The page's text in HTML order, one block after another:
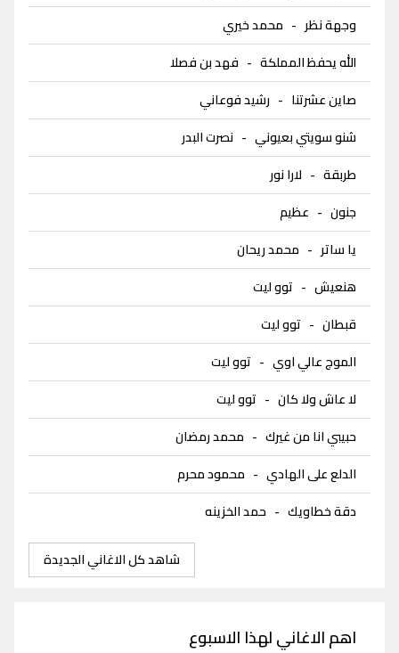
وجهة نظر - محمد خيري
الله يحفظ المملكة - فهد بن فصلا
صاين عشرتنا - رشيد فوعاني
شنو سويتي بعيوني - نصرت البدر
طربقة - لارا نور
جنون - عظيم
يا ساتر - محمد ريحان
هنعيش - توو ليت
قبطان - توو ليت
الموج عالي اوي - توو ليت
لا عاش ولا كان - توو ليت
حبيبي انا من غيرك - محمد رمضان
الدلع على الهادي - محمود محرم
دقة خطاويك - حمد الخزينه
شاهد كل الاغاني الجديدة
اهم الاغاني لهذا الاسبوع